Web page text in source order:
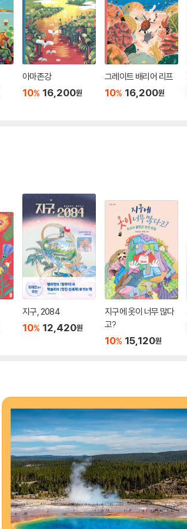
아마존강
10% 16,200원
그레이트 배리어 리프
10% 16,200원
지구, 2084
10% 12,420원
지구에 옷이 너무 많다
고?
10% 15,120원